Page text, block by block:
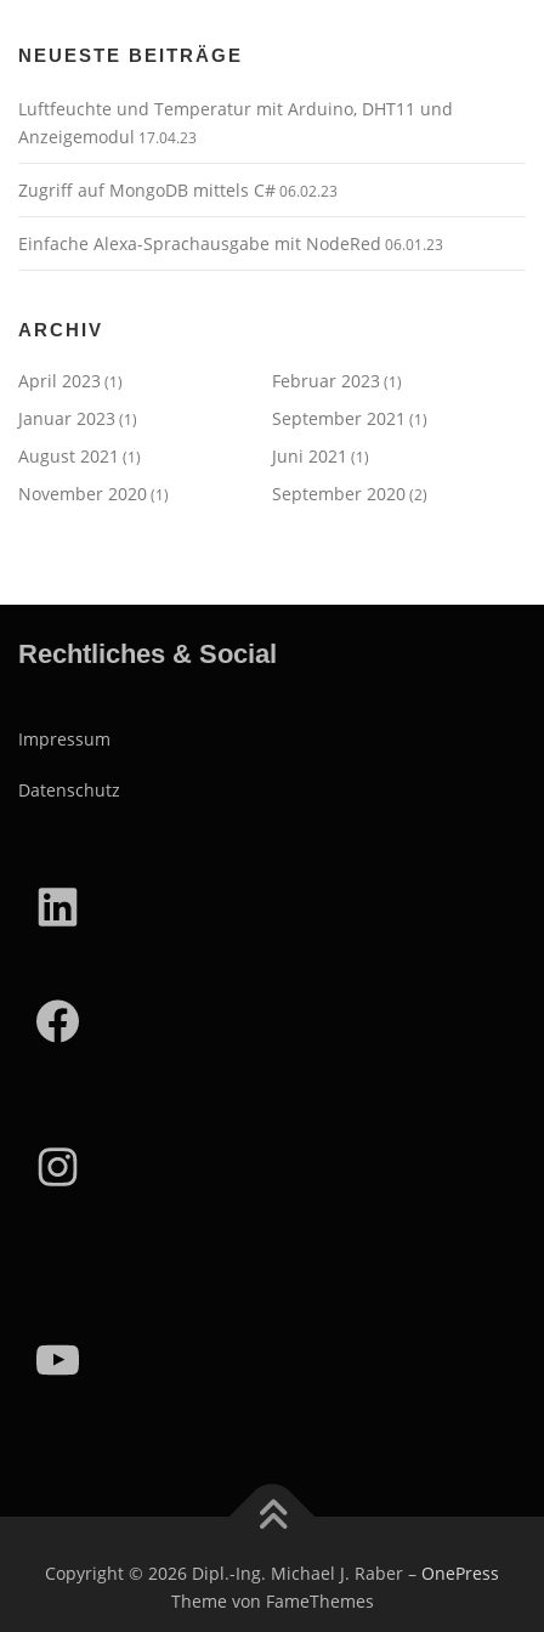
NEUESTE BEITRÄGE
Luftfeuchte und Temperatur mit Arduino, DHT11 und
Anzeigemodul 17.04.23
Zugriff auf MongoDB mittels C#06.02.23
Einfache Alexa-Sprachausgabe mit NodeRed 06.01.23
ARCHIV
April 2023 (1) Februar 2023 (1)
Januar 2023 (1) September 2021 (1)
August 2021 (1) Juni 2021 (1)
November 2020(1) September 2020(2)
Rechtliches & Social
Impressum
Datenschutz
Copyright © 2026 Dipl.-Ing. Michael J. Raber – OnePress
Theme von FameThemes